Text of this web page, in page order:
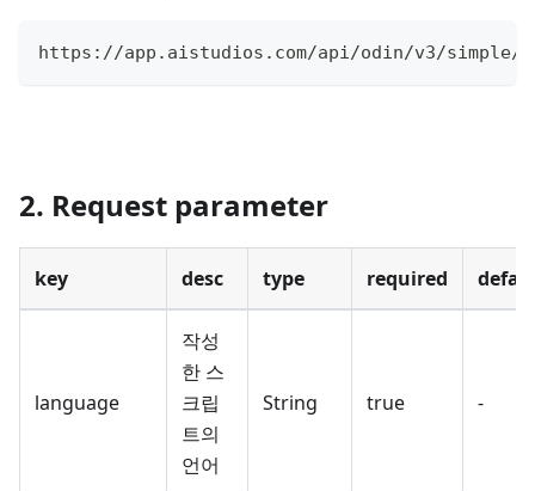
https://app.aistudios.com/api/odin/v3/simple/
2. Request parameter
key desc type required
language
작성
한 스
크립
트의
언어
String true -